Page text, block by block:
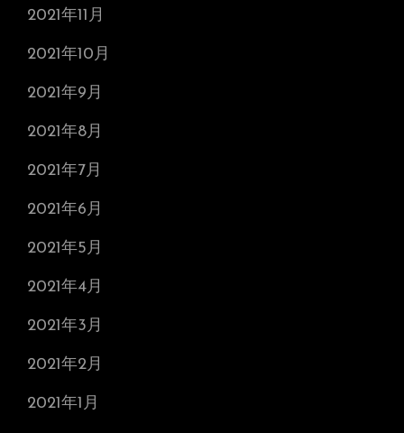
2021年11月
2021年10月
2021年9月
2021年8月
2021年7月
2021年6月
2021年5月
2021年4月
2021年3月
2021年2月
2021年1月